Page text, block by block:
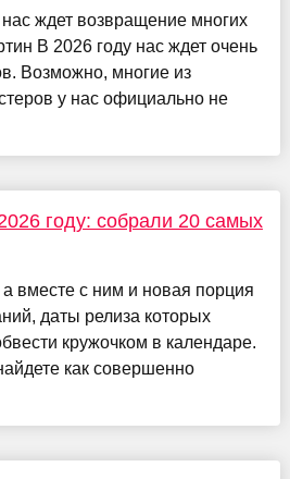
нас ждет возвращение многих
В 2026 году нас ждет очень
Возможно, многие из
у нас официально не
году: собрали 20 самых
вместе с ним и новая порция
даты релиза которых
кружочком в календаре.
как совершенно